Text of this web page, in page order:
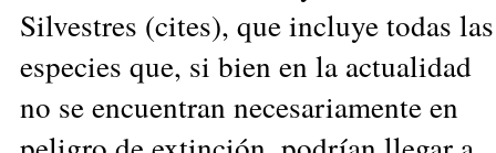
Silvestres (cites), que incluye todas las
especies que, si bien en la actualidad
no se encuentran necesariamente en